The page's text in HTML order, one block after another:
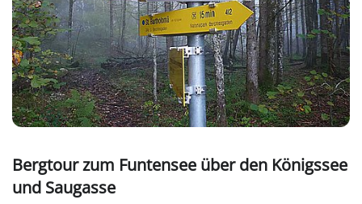
Bergtour zum Funtensee über den Königssee
und Saugasse